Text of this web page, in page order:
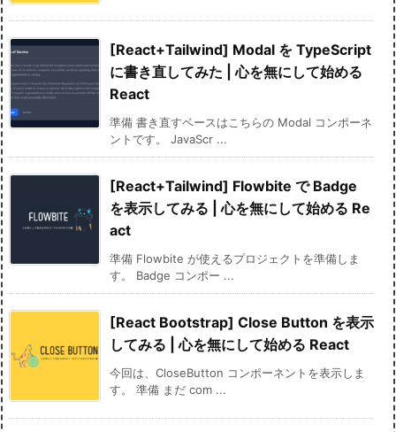
[React+Tailwind] Modal を TypeScript
に書き直してみた | 心を無にして始める
React
準備 書き直すベースはこちらの Modal コンポーネ
ントです。 JavaScr ...
[React+Tailwind] Flowbite で Badge
を表示してみる | 心を無にして始める Re
act
準備 Flowbite が使えるプロジェクトを準備しま
す。 Badge コンポー ...
[React Bootstrap] Close Button を表示
してみる | 心を無にして始める React
今回は、CloseButton コンポーネントを表示しま
す。 準備 まだ com ...